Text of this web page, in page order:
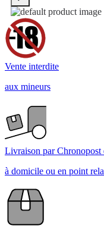
Vente interdite
aux mineurs
Livraison par Chronopost
à domicile ou en point